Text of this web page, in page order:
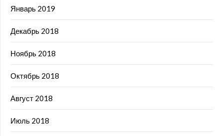
Январь 2019
Декабрь 2018
Ноябрь 2018
Октябрь 2018
Август 2018
Июль 2018